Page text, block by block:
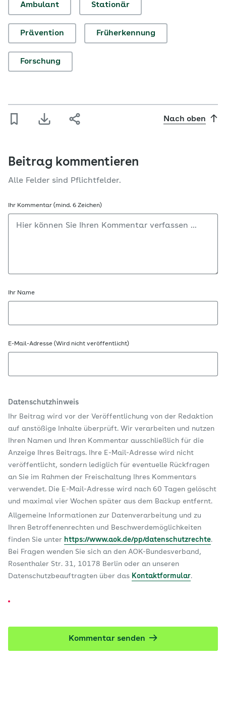
Ambulant Stationär
Prävention Früherkennung
Forschung
Nach oben
Beitrag kommentieren
Alle Felder sind Pflichtfelder.
Ihr Kommentar (mind. 6 Zeichen)
Ihr Name
E-Mail-Adresse (Wird nicht veröffentlicht)
Datenschutzhinweis
Ihr Beitrag wird vor der Veröffentlichung von der Redaktion
auf anstößige Inhalte überprüft. Wir verarbeiten und nutzen
Ihren Namen und Ihren Kommentar ausschließlich für die
Anzeige Ihres Beitrags. Ihre E-Mail-Adresse wird nicht
veröffentlicht, sondern lediglich für eventuelle Rückfragen
an Sie im Rahmen der Freischaltung Ihres Kommentars
verwendet. Die E-Mail-Adresse wird nach 60 Tagen gelöscht
und maximal vier Wochen später aus dem Backup entfernt.
Allgemeine Informationen zur Datenverarbeitung und zu
Ihren Betroffenenrechten und Beschwerdemöglichkeiten
finden Sie unter https://www.aok.de/pp/datenschutzrechte.
Bei Fragen wenden Sie sich an den AOK-Bundesverband,
Rosenthaler Str. 31, 10178 Berlin oder an unseren
Datenschutzbeauftragten über das Kontaktformular.
Kommentar senden